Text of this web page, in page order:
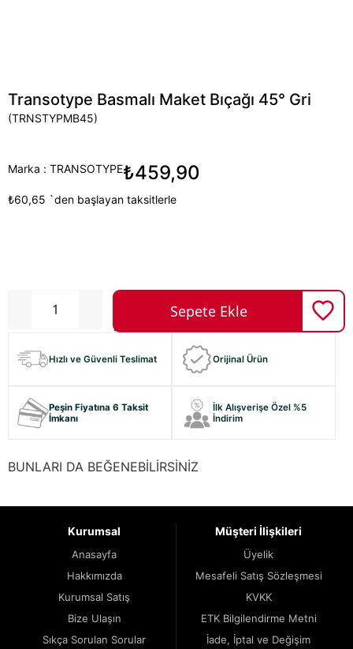
Transotype Basmalı Maket Bıçağı 45° Gri
(TRNSTYPMB45)
Marka : TRANSOTYPE₺459,90
₺60,65 `den başlayan taksitlerle
Hızlı ve Güvenli Teslimat Orijinal Ürün
Peşin Fiyatına 6 Taksit
İmkanı
İlk Alışverişe Özel %5
İndirim
BUNLARI DA BEĞENEBİLİRSİNİZ
Kurumsal
Anasayfa
Hakkımızda
Kurumsal Satış
Bize Ulaşın
Sıkça Sorulan Sorular
Müşteri İlişkileri
Üyelik
Mesafeli Satış Sözleşmesi
KVKK
ETK Bilgilendirme Metni
İade, İptal ve Değişim